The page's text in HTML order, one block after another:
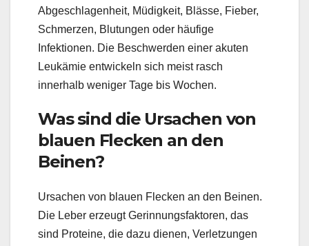
Abgeschlagenheit, Müdigkeit, Blässe, Fieber,
Schmerzen, Blutungen oder häufige
Infektionen. Die Beschwerden einer akuten
Leukämie entwickeln sich meist rasch
innerhalb weniger Tage bis Wochen.
Was sind die Ursachen von
blauen Flecken an den
Beinen?
Ursachen von blauen Flecken an den Beinen.
Die Leber erzeugt Gerinnungsfaktoren, das
sind Proteine, die dazu dienen, Verletzungen